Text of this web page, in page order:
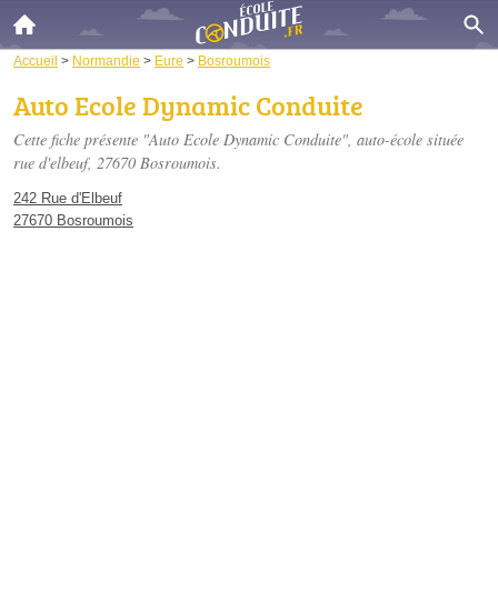
Accueil > Normandie > Eure > Bosroumois
Auto Ecole Dynamic Conduite
Cette fiche présente "Auto Ecole Dynamic Conduite", auto-école située
rue d'elbeuf, 27670 Bosroumois.
242 Rue d'Elbeuf
27670 Bosroumois